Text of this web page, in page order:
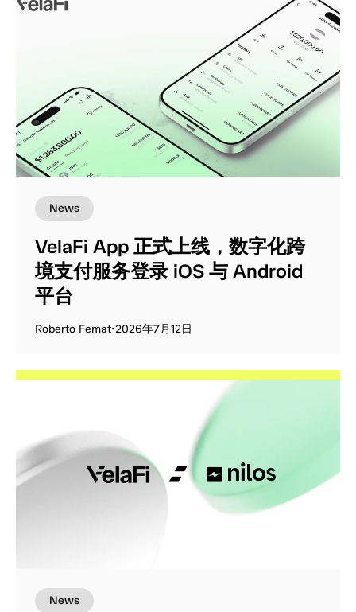
News
VelaFi App 正式上线，数字化跨
境支付服务登录 iOS 与 Android
平台
Roberto Femat•2026年7月12日
News